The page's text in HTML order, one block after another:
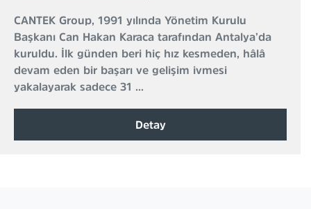
CANTEK Group, 1991 yılında Yönetim Kurulu
Başkanı Can Hakan Karaca tarafından Antalya’da
kuruldu. İlk günden beri hiç hız kesmeden, hâlâ
devam eden bir başarı ve gelişim ivmesi
yakalayarak sadece 31 ...
Detay